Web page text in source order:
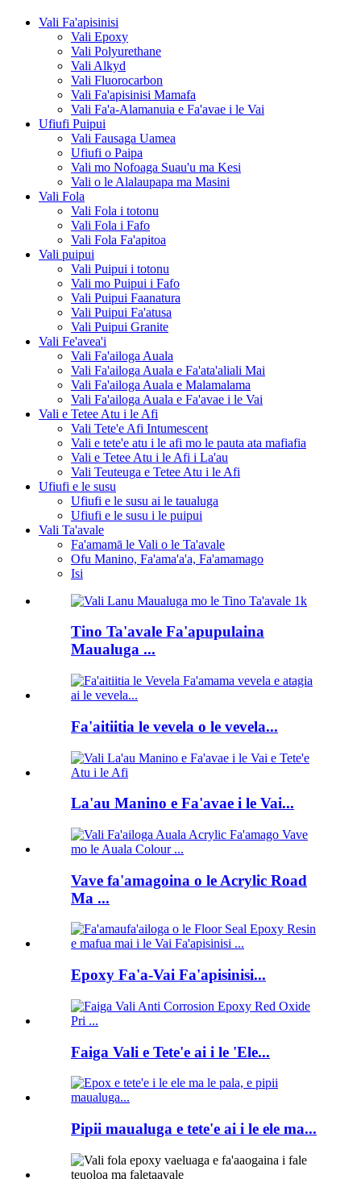
Vali Fa'apisinisi
Vali Epoxy
Vali Polyurethane
Vali Alkyd
Vali Fluorocarbon
Vali Fa'apisinisi Mamafa
Vali Fa'a-Alamanuia e Fa'avae i le Vai
Ufiufi Puipui
Vali Fausaga Uamea
Ufiufi o Paipa
Vali mo Nofoaga Suau'u ma Kesi
Vali o le Alalaupapa ma Masini
Vali Fola
Vali Fola i totonu
Vali Fola i Fafo
Vali Fola Fa'apitoa
Vali puipui
Vali Puipui i totonu
Vali mo Puipui i Fafo
Vali Puipui Faanatura
Vali Puipui Fa'atusa
Vali Puipui Granite
Vali Fe'avea'i
Vali Fa'ailoga Auala
Vali Fa'ailoga Auala e Fa'ata'aliali Mai
Vali Fa'ailoga Auala e Malamalama
Vali Fa'ailoga Auala e Fa'avae i le Vai
Vali e Tetee Atu i le Afi
Vali Tete'e Afi Intumescent
Vali e tete'e atu i le afi mo le pauta ata mafiafia
Vali e Tetee Atu i le Afi i La'au
Vali Teuteuga e Tetee Atu i le Afi
Ufiufi e le susu
Ufiufi e le susu ai le taualuga
Ufiufi e le susu i le puipui
Vali Ta'avale
Fa'amamā le Vali o le Ta'avale
Ofu Manino, Fa'ama'a'a, Fa'amamago
Isi
Tino Ta'avale Fa'apupulaina
Maualuga ...
Fa'aitiitia le vevela o le vevela...
La'au Manino e Fa'avae i le Vai...
Vave fa'amagoina o le Acrylic Road
Ma ...
Epoxy Fa'a-Vai Fa'apisinisi...
Faiga Vali e Tete'e ai i le 'Ele...
Pipii maualuga e tete'e ai i le ele ma...